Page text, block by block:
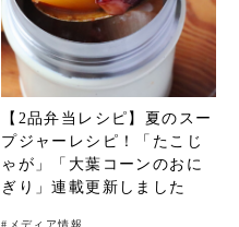
【2品弁当レシピ】夏のスー
プジャーレシピ！「たこじ
ゃが」「大葉コーンのおに
ぎり」連載更新しました
# メディア情報